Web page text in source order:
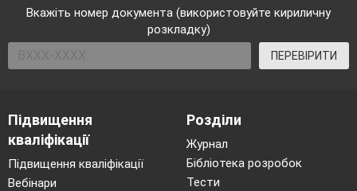
Вкажіть номер документа (використовуйте кириличну
розкладку)
ПЕРЕВІРИТИ
Підвищення
кваліфікації
Підвищення кваліфікації
Вебінари
Розділи
Журнал
Бібліотека розробок
Тести